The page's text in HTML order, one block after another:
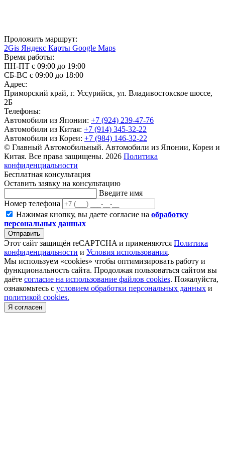
Проложить маршрут:
2Gis Яндекс Карты Google Maps
Время работы:
ПН-ПТ с 09:00 до 19:00
СБ-ВС с 09:00 до 18:00
Адрес:
Приморский край, г. Уссурийск, ул. Владивостокское шоссе,
2Б
Телефоны:
Автомобили из Японии: +7 (924) 239-47-76
Автомобили из Китая: +7 (914) 345-32-22
Автомобили из Кореи: +7 (984) 146-32-22
© Главный Автомобильный. Автомобили из Японии, Кореи и
Китая. Все права защищены. 2026 Политика
конфиденциальности
Бесплатная консультация
Оставить заявку на консультацию
Введите имя
Номер телефона
Нажимая кнопку, вы даете согласие на обработку
персональных данных
Отправить
Этот сайт защищён reCAPTCHA и применяются Политика
конфиденциальности и Условия использования.
Мы используем «cookies» чтобы оптимизировать работу и
функциональность сайта. Продолжая пользоваться сайтом вы
даёте согласие на использование файлов cookies. Пожалуйста,
ознакомьтесь с условием обработки персональных данных и
политикой cookies.
Я согласен